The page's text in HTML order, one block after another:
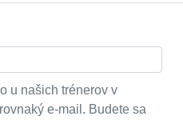
u našich trénerov v
e-mail. Budete sa